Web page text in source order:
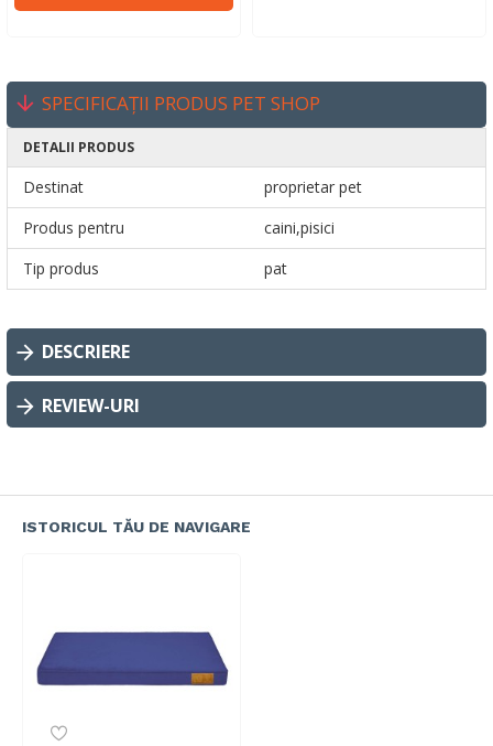
SPECIFICAȚII PRODUS PET SHOP
DETALII PRODUS
Destinat
proprietar pet
Produs pentru
caini,pisici
Tip produs
pat
DESCRIERE
REVIEW-URI
ISTORICUL TĂU DE NAVIGARE